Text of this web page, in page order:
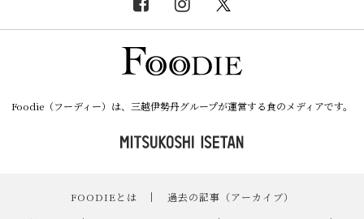
Foodie（フーディー）は、三越伊勢丹グループが運営する食のメディアです。
FOODIEとは ｜
過去の記事（アーカイブ）